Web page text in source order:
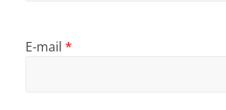
E-mail *